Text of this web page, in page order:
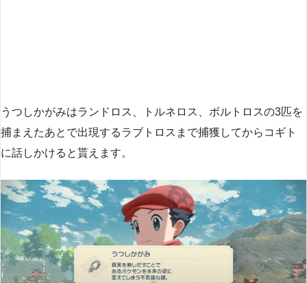
うつしかがみはランドロス、トルネロス、ボルトロスの3匹を
捕まえたあとで出現するラブトロスまで捕獲してからコギト
に話しかけると貰えます。